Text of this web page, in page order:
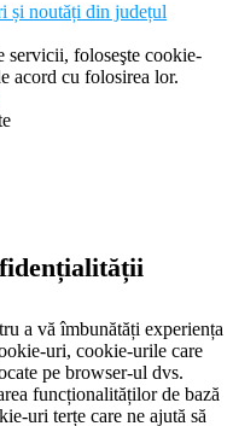
și noutăți din județul
servicii, foloseşte cookie-
acord cu folosirea lor.
a vă îmbunătăți experiența
uri, cookie-urile care
pe browser-ul dvs.
funcționalităților de bază
uri terțe care ne ajută să